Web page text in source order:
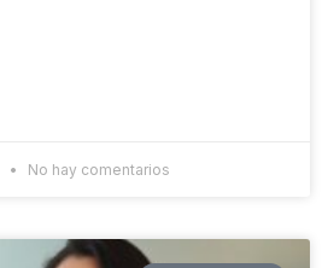
No hay comentarios